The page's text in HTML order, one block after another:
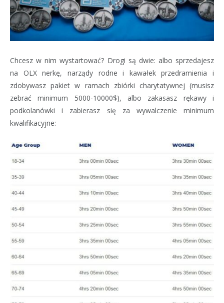
Chcesz w nim wystartować? Drogi są dwie: albo sprzedajesz
na OLX nerkę, narządy rodne i kawałek przedramienia i
zdobywasz pakiet w ramach zbiórki charytatywnej (musisz
zebrać minimum 5000-10000$), albo zakasasz rękawy i
podkolanówki i zabierasz się za wywalczenie minimum
kwalifikacyjne: